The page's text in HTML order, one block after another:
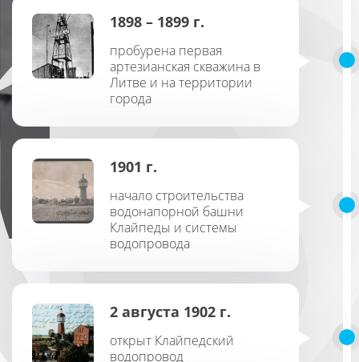
1898 – 1899 г.
пробурена первая
артезианская скважина в
Литве и на территории
города
1901 г.
начало строительства
водонапорной башни
Клайпеды и системы
водопровода
2 августа 1902 г.
открыт Клайпедский
водопровод